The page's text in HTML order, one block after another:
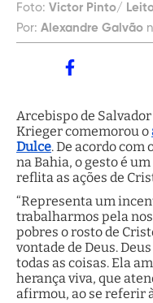
Foto: Victor Pinto/
Por: Alexandre Galvão
Arcebispo de
Krieger comemorou o
Dulce. De acordo com
na Bahia, o gesto é
reflita as ações de
“Representa um
trabalharmos pela
pobres o rosto de
vontade de Deus.
todas as coisas. Ela
herança viva, que
afirmou, ao se referir